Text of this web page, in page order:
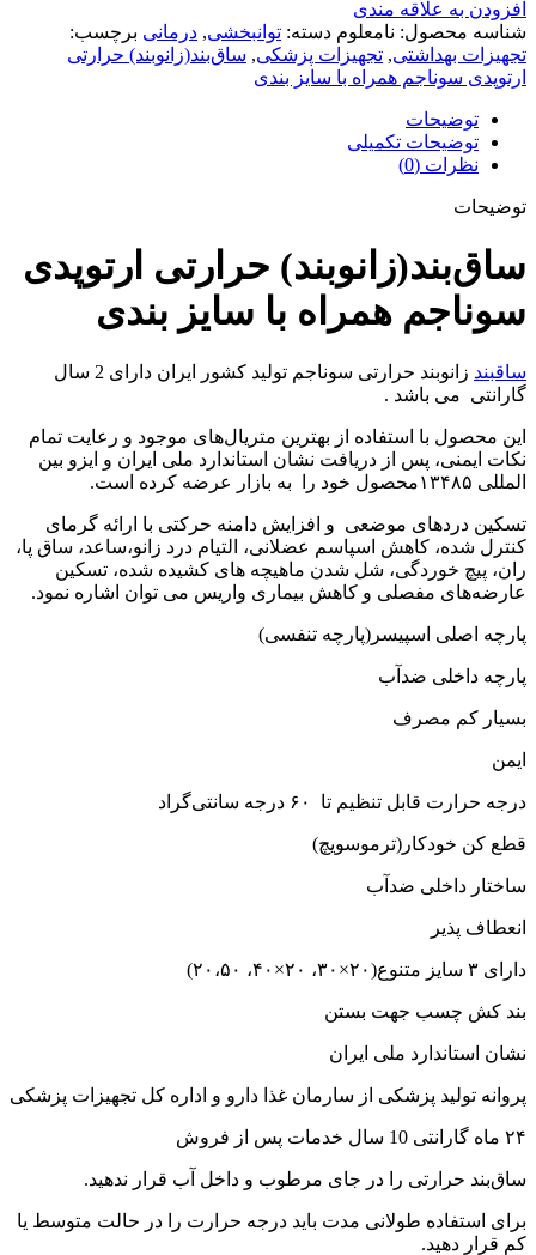
افزودن به علاقه مندی
شناسه محصول: نامعلوم دسته: توانبخشی, درمانی برچسب:
تجهیزات بهداشتی, تجهیزات پزشکی, ساق‌بند(زانوبند) حرارتی
ارتوپدی سوناجم همراه با سایز بندی
توضیحات
توضیحات تکمیلی
نظرات (0)
توضیحات
ساق‌بند(زانوبند) حرارتی ارتوپدی
سوناجم همراه با سایز بندی
ساقبند
زانوبند حرارتی سوناجم تولید کشور ایران دارای 2 سال
گارانتی می باشد .
این محصول با استفاده از بهترین متریال‌های موجود و رعایت تمام
نکات ایمنی، پس از دریافت نشان استاندارد ملی ایران و ایزو بین
المللی ۱۳۴۸۵محصول خود را به بازار عرضه کرده است.
تسکین دردهای موضعی و افزایش دامنه حرکتی با ارائه گرمای
کنترل شده، کاهش اسپاسم عضلانی، التیام درد زانو،ساعد، ساق پا،
ران، پیچ خوردگی، شل شدن ماهیچه های کشیده شده، تسکین
عارضه‌های مفصلی و کاهش بیماری واریس می توان اشاره نمود.
پارچه اصلی اسپیسر(پارچه تنفسی)
پارچه داخلی ضدآب
بسیار کم مصرف
ایمن
درجه حرارت قابل تنظیم تا ۶۰ درجه سانتی‌گراد
قطع کن خودکار(ترموسویچ)
ساختار داخلی ضدآب
انعطاف پذیر
دارای ۳ سایز متنوع(۲۰×۳۰، ۲۰×۴۰، ۲۰،۵۰)
بند کش چسب جهت بستن
نشان استاندارد ملی ایران
پروانه تولید پزشکی از سارمان غذا دارو و اداره کل تجهیزات پزشکی
۲۴ ماه گارانتی 10 سال خدمات پس از فروش
ساق‌بند حرارتی را در جای مرطوب و داخل آب قرار ندهید.
برای استفاده طولانی مدت باید درجه حرارت را در حالت متوسط یا
کم قرار دهید.